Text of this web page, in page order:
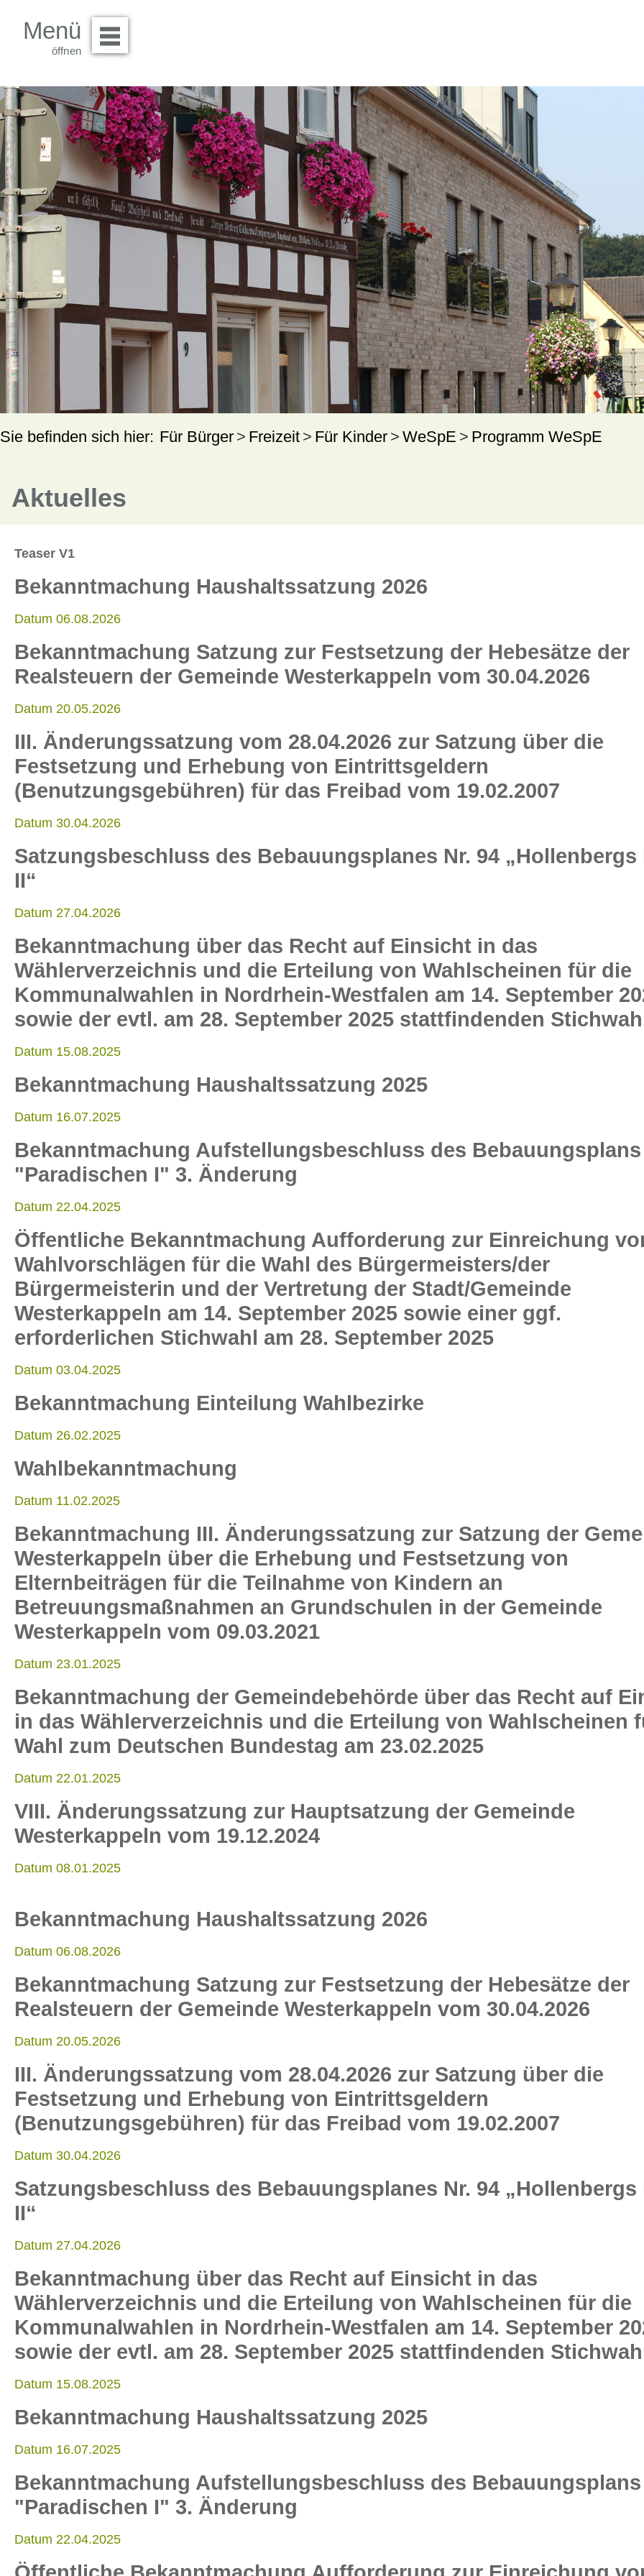
Menü
Für Bürger Freizeit Für Kinder WeSpE Programm WeSpE
Aktuelles
Teaser V1
Bekanntmachung Haushaltssatzung 2026
Datum 06.08.2026
Bekanntmachung Satzung zur Festsetzung der Hebesätze der
Realsteuern der Gemeinde Westerkappeln vom 30.04.2026
Datum 20.05.2026
III. Änderungssatzung vom 28.04.2026 zur Satzung über die
Festsetzung und Erhebung von Eintrittsgeldern
(Benutzungsgebühren) für das Freibad vom 19.02.2007
Datum 30.04.2026
Satzungsbeschluss des Bebauungsplanes Nr. 94 „Hollenbergs
II“
Datum 27.04.2026
Bekanntmachung über das Recht auf Einsicht in das
Wählerverzeichnis und die Erteilung von Wahlscheinen für die
Kommunalwahlen in Nordrhein-Westfalen am 14. September
sowie der evtl. am 28. September 2025 stattfindenden
Datum 15.08.2025
Bekanntmachung Haushaltssatzung 2025
Datum 16.07.2025
Bekanntmachung Aufstellungsbeschluss des Bebauungsplans
"Paradischen I" 3. Änderung
Datum 22.04.2025
Öffentliche Bekanntmachung Aufforderung zur Einreichung
Wahlvorschlägen für die Wahl des Bürgermeisters/der
Bürgermeisterin und der Vertretung der Stadt/Gemeinde
Westerkappeln am 14. September 2025 sowie einer ggf.
erforderlichen Stichwahl am 28. September 2025
Datum 03.04.2025
Bekanntmachung Einteilung Wahlbezirke
Datum 26.02.2025
Wahlbekanntmachung
Datum 11.02.2025
Bekanntmachung III. Änderungssatzung zur Satzung der
Westerkappeln über die Erhebung und Festsetzung von
Elternbeiträgen für die Teilnahme von Kindern an
Betreuungsmaßnahmen an Grundschulen in der Gemeinde
Westerkappeln vom 09.03.2021
Datum 23.01.2025
Bekanntmachung der Gemeindebehörde über das Recht auf
in das Wählerverzeichnis und die Erteilung von Wahlscheinen
Wahl zum Deutschen Bundestag am 23.02.2025
Datum 22.01.2025
VIII. Änderungssatzung zur Hauptsatzung der Gemeinde
Westerkappeln vom 19.12.2024
Datum 08.01.2025
Bekanntmachung Haushaltssatzung 2026
Datum 06.08.2026
Bekanntmachung Satzung zur Festsetzung der Hebesätze der
Realsteuern der Gemeinde Westerkappeln vom 30.04.2026
Datum 20.05.2026
III. Änderungssatzung vom 28.04.2026 zur Satzung über die
Festsetzung und Erhebung von Eintrittsgeldern
(Benutzungsgebühren) für das Freibad vom 19.02.2007
Datum 30.04.2026
Satzungsbeschluss des Bebauungsplanes Nr. 94 „Hollenbergs
II“
Datum 27.04.2026
Bekanntmachung über das Recht auf Einsicht in das
Wählerverzeichnis und die Erteilung von Wahlscheinen für die
Kommunalwahlen in Nordrhein-Westfalen am 14. September
sowie der evtl. am 28. September 2025 stattfindenden
Datum 15.08.2025
Bekanntmachung Haushaltssatzung 2025
Datum 16.07.2025
Bekanntmachung Aufstellungsbeschluss des Bebauungsplans
"Paradischen I" 3. Änderung
Datum 22.04.2025